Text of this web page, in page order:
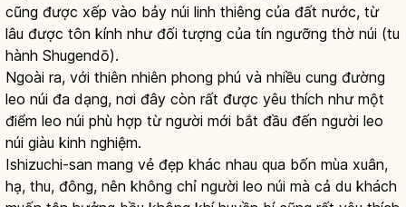
cũng được xếp vào bảy núi linh thiêng của đất nước, từ
lâu được tôn kính như đối tượng của tín ngưỡng thờ núi (tu
hành Shugendō).
Ngoài ra, với thiên nhiên phong phú và nhiều cung đường
leo núi đa dạng, nơi đây còn rất được yêu thích như một
điểm leo núi phù hợp từ người mới bắt đầu đến người leo
núi giàu kinh nghiệm.
Ishizuchi-san mang vẻ đẹp khác nhau qua bốn mùa xuân,
hạ, thu, đông, nên không chỉ người leo núi mà cả du khách